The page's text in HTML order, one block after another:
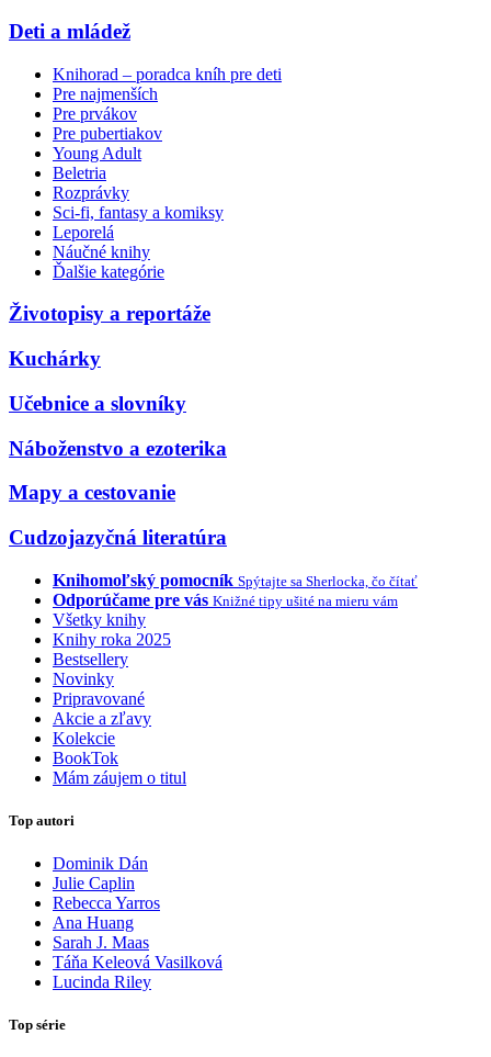
Deti a mládež
Knihorad – poradca kníh pre deti
Pre najmenších
Pre prvákov
Pre pubertiakov
Young Adult
Beletria
Rozprávky
Sci-fi, fantasy a komiksy
Leporelá
Náučné knihy
Ďalšie kategórie
Životopisy a reportáže
Kuchárky
Učebnice a slovníky
Náboženstvo a ezoterika
Mapy a cestovanie
Cudzojazyčná literatúra
Knihomoľský pomocník Spýtajte sa Sherlocka, čo čítať
Odporúčame pre vás Knižné tipy ušité na mieru vám
Všetky knihy
Knihy roka 2025
Bestsellery
Novinky
Pripravované
Akcie a zľavy
Kolekcie
BookTok
Mám záujem o titul
Top autori
Dominik Dán
Julie Caplin
Rebecca Yarros
Ana Huang
Sarah J. Maas
Táňa Keleová Vasilková
Lucinda Riley
Top série